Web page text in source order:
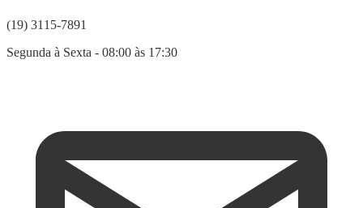
(19) 3115-7891
Segunda à Sexta - 08:00 às 17:30